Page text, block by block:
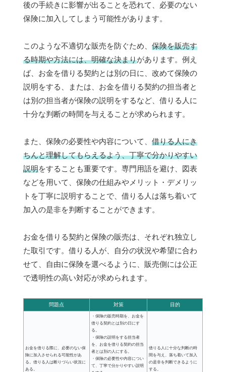
後の手続きに影響が出ることを恐れて、必要のない
保険に加入してしまう可能性があります。
このような不適切な販売を防ぐため、 保険を販売す
る時期や方法には、明確な決まりがあります。例え
ば、お金を借りる契約とは別の日に、改めて保険の
説明をする、または、お金を借りる契約の担当者と
は別の担当者が保険の説明をするなど、借りる人に
十分な判断の時間を与えることが求められます。
また、保険の必要性や内容について、 借りる人にき
ちんと理解してもらえるよう、丁寧で分かりやすい
説明をすることも重要です。専門用語を避け、図表
などを用いて、保険の仕組みやメリット・デメリッ
トを丁寧に説明することで、借りる人は落ち着いて
加入の是非を判断することができます。
お金を借りる契約と保険の販売は、それぞれ独立し
た取引です。借りる人が、自分の状況や希望に合わ
せて、自由に保険を選べるように、販売側には公正
で透明性の高い対応が求められます。
問題点 対策 目的
お金を借りる際に、必要のない保
険に加入させられる可能性があ
る。借りる人は断りづらい状況に
ある。
・保険の販売時期を、お金を
借りる契約とは別の日にす
る。
・保険の説明をする担当者
を、お金を借りる契約の担当
者とは別の人にする。
・保険の必要性や内容につい
て、丁寧で分かりやすい説明
借りる人に十分な判断の時
間を与え、落ち着いて加入
の是非を判断できるように
する。